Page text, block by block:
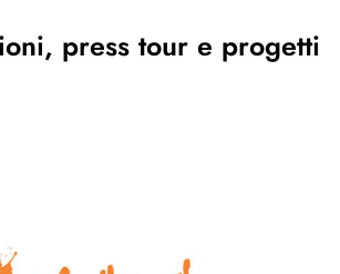
press tour e progetti